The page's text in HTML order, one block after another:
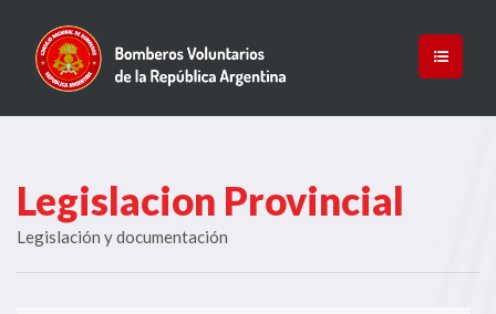
Legislacion Provincial
Legislación y documentación